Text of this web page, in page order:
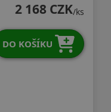
2 168 CZK/ks
DO KOŠÍKU